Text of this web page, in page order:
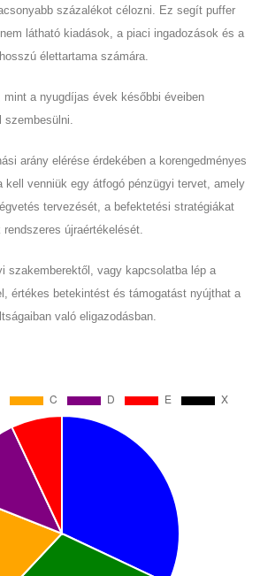
százalékot célozni. Ez segít puffer
látható kiadások, a piaci ingadozások és a
élettartama számára.
a nyugdíjas évek későbbi éveiben
szembesülni.
arány elérése érdekében a korengedményes
kell venniük egy átfogó pénzügyi tervet, amely
tervezését, a befektetési stratégiákat
újraértékelését.
szakemberektől, vagy kapcsolatba lép a
értékes betekintést és támogatást nyújthat a
való eligazodásban.